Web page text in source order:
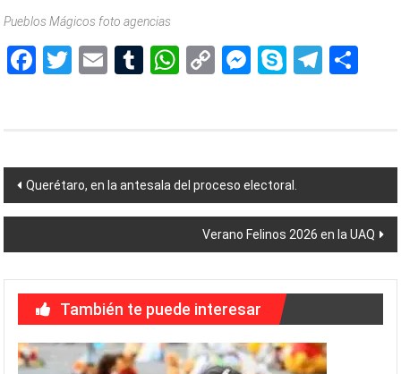
Pueblos Mágicos foto agencias
Facebook
Twitter
EmailTumblr
WhatsApp
CopyMessenger
Skype
Navegación
de
entradas
Querétaro, en la antesala del proceso electoral.
Verano Felinos 2026 en la UAQ
También te puede interesar